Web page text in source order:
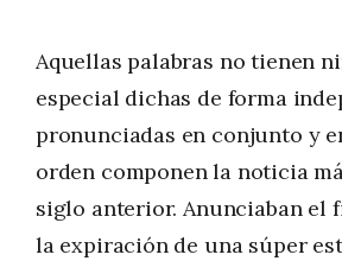
Aquellas palabras no tienen
especial dichas de forma
pronunciadas en conjunto y
orden componen la noticia
siglo anterior. Anunciaban el
la expiración de una súper